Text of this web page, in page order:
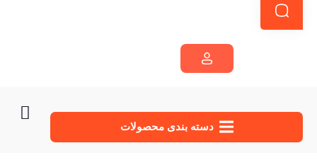
دسته‌ بندی محصولات